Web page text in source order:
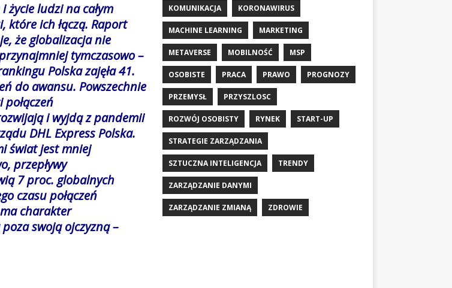
życie ludzi na całym
które ich łączą. Raport
że globalizacja nie
tymczasowo –
Polska zajęła 41.
do awansu. Powszechnie
i wyjdą z pandemii
DHL Express Polska.
świat jest mniej
przepływy
7 proc. globalnych
czasu połączeń
charakter
swoją ojczyzną–
KOMUNIKACJA KORONAWIRUS
MACHINE LEARNING MARKETING
METAVERSE MOBILNOŚĆ MSP
OSOBISTE PRACA PRAWO PROGNOZY
PRZEMYSŁ PRZYSZLOSC
ROZWÓJ OSOBISTY RYNEK START-UP
STRATEGIE ZARZĄDZANIA
SZTUCZNA INTELIGENCJA TRENDY
ZARZĄDZANIE DANYMI
ZARZĄDZANIE ZMIANĄ ZDROWIE